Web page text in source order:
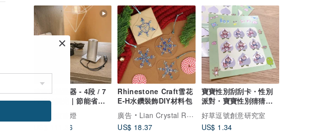
鹽療癒啟動器 - 4段 / 7
段遙控調光 | 節能省電 |
榮耀療癒鹽燈
US$ 111.36
Rhinestone Craft雪花
E-H水鑽裝飾DIY材料包
廣告
Lian Crystal Rhinestone
US$ 18.37
寶寶性別刮刮卡・性別
派對・寶寶性別猜猜・
寶寶活動刮刮卡
好草逗號創意研究室
US$ 1.34